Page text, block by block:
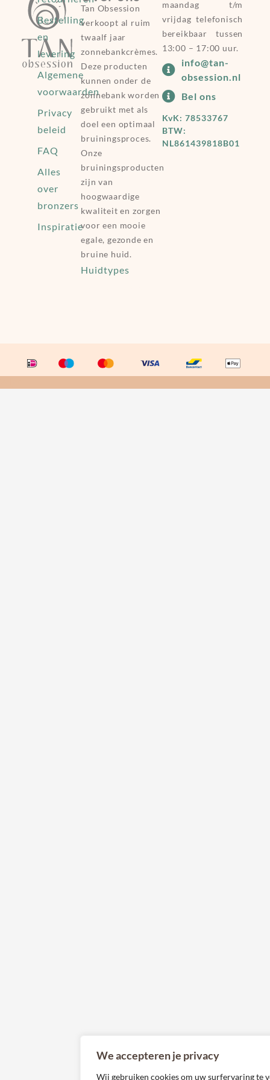
We accepteren je privacy
Wij gebruiken cookies om uw surfervaring te
Bestelling
en
levering
Algemene
voorwaarden
Privacy
beleid
FAQ
Alles
over
bronzers
Inspiratie
Tan Obsession
verkoopt al ruim
twaalf jaar
zonnebankcrèmes.
Deze producten
kunnen onder de
zonnebank worden
gebruikt met als
doel een optimaal
bruiningsproces.
Onze
bruiningsproducten
zijn van
hoogwaardige
kwaliteit en zorgen
voor een mooie
egale, gezonde en
bruine huid.
Huidtypes
maandag t/m
vrijdag telefonisch
bereikbaar tussen
13:00 – 17:00 uur.
info@tan-
obsession.nl
Bel ons
KvK: 78533767
BTW:
NL861439818B01